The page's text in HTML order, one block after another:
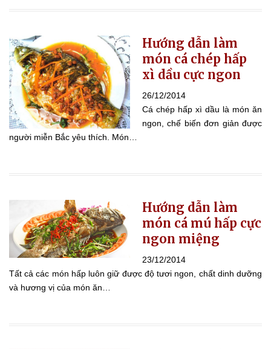
Hướng dẫn làm
món cá chép hấp
xì dầu cực ngon
26/12/2014
Cá chép hấp xì dầu là món ăn
ngon, chế biến đơn giản được
người miễn Bắc yêu thích. Món…
Hướng dẫn làm
món cá mú hấp cực
ngon miệng
23/12/2014
Tất cả các món hấp luôn giữ được độ tươi ngon, chất dinh dưỡng
và hương vị của món ăn…